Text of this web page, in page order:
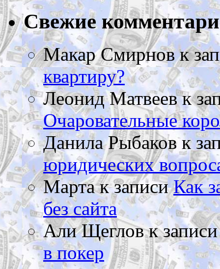
Свежие
Макар Смирновк
квартиру?
Леонид Матвеевк
Очаровательные
Данила Рыбаковк
юридических
Мартак записиКак
без сайта
Али Щегловк
в покер